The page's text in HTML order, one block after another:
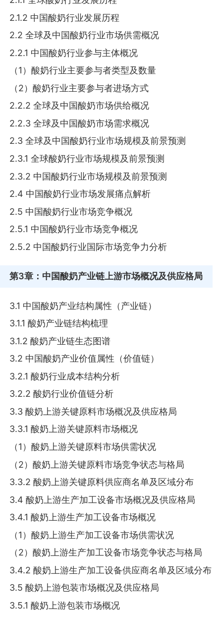
2.1.2 中国酸奶行业发展历程
2.2 全球及中国酸奶行业市场供需概况
2.2.1 中国酸奶行业参与主体概况
（1）酸奶行业主要参与者类型及数量
（2）酸奶行业主要参与者进场方式
2.2.2 全球及中国酸奶市场供给概况
2.2.3 全球及中国酸奶市场需求概况
2.3 全球及中国酸奶行业市场规模及前景预测
2.3.1 全球酸奶行业市场规模及前景预测
2.3.2 中国酸奶行业市场规模及前景预测
2.4 中国酸奶行业市场发展痛点解析
2.5 中国酸奶行业市场竞争概况
2.5.1 中国酸奶行业市场竞争概况
2.5.2 中国酸奶行业国际市场竞争力分析
第3章 ：中国酸奶产业链上游市场概况及供应格局
3.1 中国酸奶产业结构属性（产业链）
3.1.1 酸奶产业链结构梳理
3.1.2 酸奶产业链生态图谱
3.2 中国酸奶产业价值属性（价值链）
3.2.1 酸奶行业成本结构分析
3.2.2 酸奶行业价值链分析
3.3 酸奶上游关键原料市场概况及供应格局
3.3.1 酸奶上游关键原料市场概况
（1）酸奶上游关键原料市场供需状况
（2）酸奶上游关键原料市场竞争状态与格局
3.3.2 酸奶上游关键原料供应商名单及区域分布
3.4 酸奶上游生产加工设备市场概况及供应格局
3.4.1 酸奶上游生产加工设备市场概况
（1）酸奶上游生产加工设备市场供需状况
（2）酸奶上游生产加工设备市场竞争状态与格局
3.4.2 酸奶上游生产加工设备供应商名单及区域分布
3.5 酸奶上游包装市场概况及供应格局
3.5.1 酸奶上游包装市场概况